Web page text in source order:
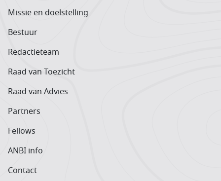
Missie en doelstelling
Bestuur
Redactieteam
Raad van Toezicht
Raad van Advies
Partners
Fellows
ANBI info
Contact